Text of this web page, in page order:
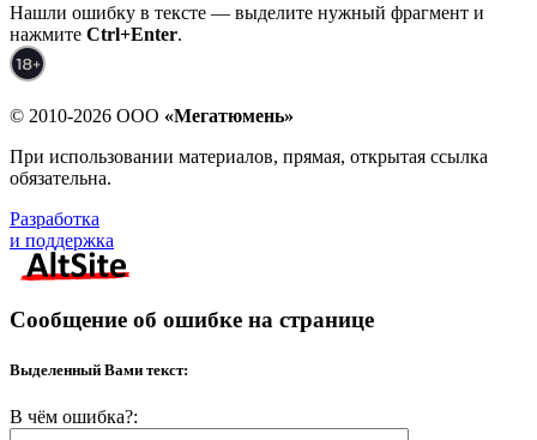
Нашли ошибку в тексте — выделите нужный фрагмент и
нажмите Ctrl+Enter.
© 2010-2026 ООО «Мегатюмень»
При использовании материалов, прямая, открытая ссылка
обязательна.
Разработка
и поддержка
Сообщение об ошибке на странице
Выделенный Вами текст:
В чём ошибка?: